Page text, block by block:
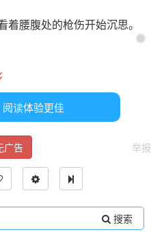
腰腹处的枪伤开始沉思。
着男人腰腹处的伤问道。
读体验更佳
广告 举报
搜索